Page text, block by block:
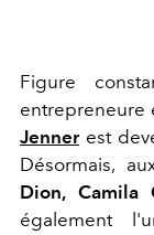
Figure
entrepreneure
Jennerest
Désormais,
Dion, Camila
également